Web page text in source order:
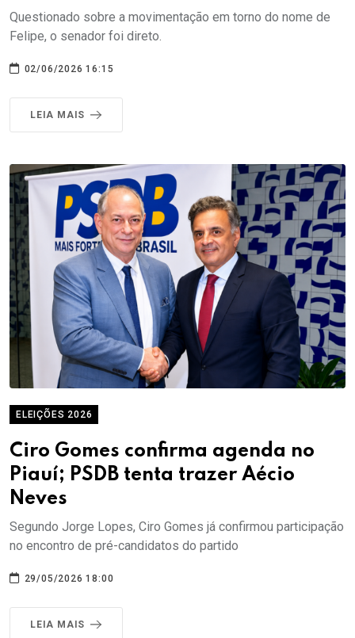
Questionado sobre a movimentação em torno do nome de
Felipe, o senador foi direto.
02/06/2026 16:15
LEIA MAIS
ELEIÇÕES 2026
Ciro Gomes confirma agenda no
Piauí; PSDB tenta trazer Aécio
Neves
Segundo Jorge Lopes, Ciro Gomes já confirmou participação
no encontro de pré-candidatos do partido
29/05/2026 18:00
LEIA MAIS